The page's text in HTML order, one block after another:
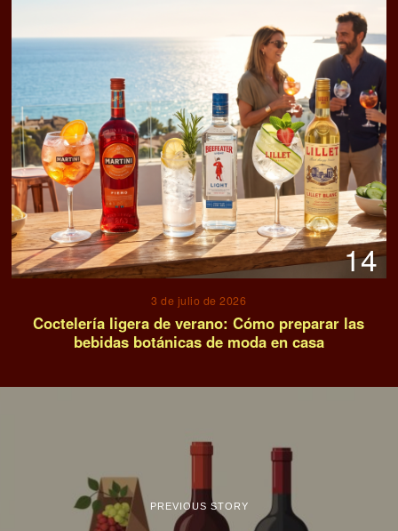
14
3 de julio de 2026
Coctelería ligera de verano: Cómo preparar las
bebidas botánicas de moda en casa
PREVIOUS STORY